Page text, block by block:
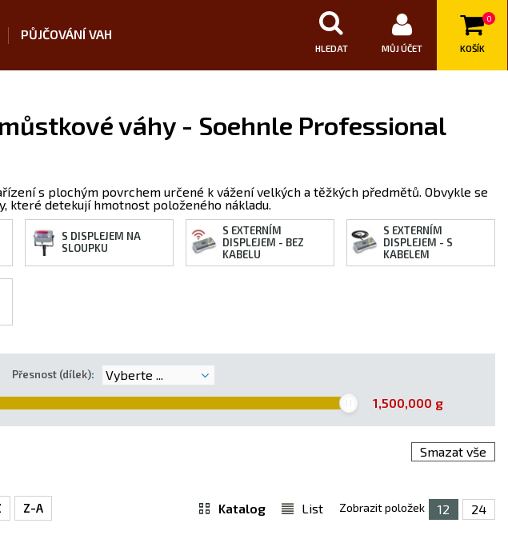
PŮJČOVÁNÍ VAH
HLEDAT MŮJ ÚČET
0
KOŠÍK
váhy - Soehnle Professional
s plochým povrchem určené k vážení velkých a těžkých předmětů. Obvykle se
které detekují hmotnost položeného nákladu.
S DISPLEJEM NA
SLOUPKU
S EXTERNÍM
DISPLEJEM - BEZ
KABELU
S EXTERNÍM
DISPLEJEM - S
KABELEM
Přesnost (dílek): Vyberte ...
1,500,000 g
Smazat vše
Z-A Katalog List Zobrazit položek 12 24